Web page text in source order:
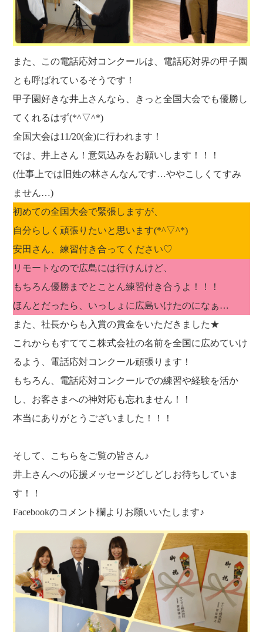
また、この電話応対コンクールは、電話応対界の甲子園
とも呼ばれているそうです！
甲子園好きな井上さんなら、きっと全国大会でも優勝し
てくれるはず(*^▽^*)
全国大会は11/20(金)に行われます！
では、井上さん！意気込みをお願いします！！！
(仕事上では旧姓の林さんなんです…ややこしくてすみ
ません…)
初めての全国大会で緊張しますが、
自分らしく頑張りたいと思います(*^▽^*)
安田さん、練習付き合ってください♡
リモートなので広島には行けんけど、
もちろん優勝までとことん練習付き合うよ！！！
ほんとだったら、いっしょに広島いけたのになぁ…
また、社長からも入賞の賞金をいただきました★
これからもすててこ株式会社の名前を全国に広めていけ
るよう、電話応対コンクール頑張ります！
もちろん、電話応対コンクールでの練習や経験を活か
し、お客さまへの神対応も忘れません！！
本当にありがとうございました！！！
そして、こちらをご覧の皆さん♪
井上さんへの応援メッセージどしどしお待ちしていま
す！！
Facebookのコメント欄よりお願いいたします♪